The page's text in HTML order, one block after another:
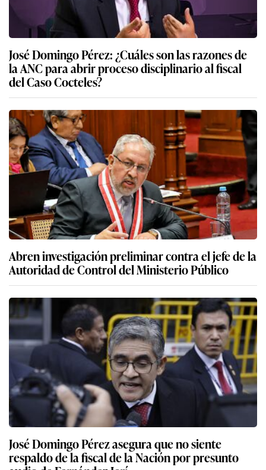
José Domingo Pérez: ¿Cuáles son las razones de
la ANC para abrir proceso disciplinario al fiscal
del Caso Cocteles?
Abren investigación preliminar contra el jefe de la
Autoridad de Control del Ministerio Público
José Domingo Pérez asegura que no siente
respaldo de la fiscal de la Nación por presunto